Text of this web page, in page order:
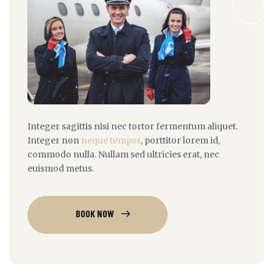
Integer sagittis nisi nec tortor fermentum aliquet.
Integer non neque tempor, porttitor lorem id,
commodo nulla. Nullam sed ultricies erat, nec
euismod metus.
BOOK NOW